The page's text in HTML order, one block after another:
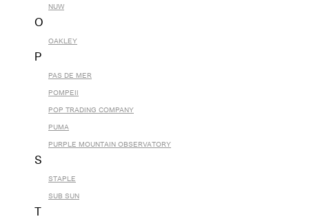
NUW
O
OAKLEY
P
PAS DE MER
POMPEII
POP TRADING COMPANY
PUMA
PURPLE MOUNTAIN OBSERVATORY
S
STAPLE
SUB SUN